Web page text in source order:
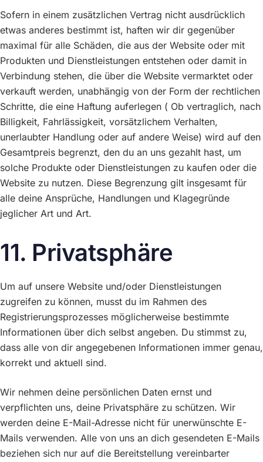
Sofern in einem zusätzlichen Vertrag nicht ausdrücklich
etwas anderes bestimmt ist, haften wir dir gegenüber
maximal für alle Schäden, die aus der Website oder mit
Produkten und Dienstleistungen entstehen oder damit in
Verbindung stehen, die über die Website vermarktet oder
verkauft werden, unabhängig von der Form der rechtlichen
Schritte, die eine Haftung auferlegen ( Ob vertraglich, nach
Billigkeit, Fahrlässigkeit, vorsätzlichem Verhalten,
unerlaubter Handlung oder auf andere Weise) wird auf den
Gesamtpreis begrenzt, den du an uns gezahlt hast, um
solche Produkte oder Dienstleistungen zu kaufen oder die
Website zu nutzen. Diese Begrenzung gilt insgesamt für
alle deine Ansprüche, Handlungen und Klagegründe
jeglicher Art und Art.
11. Privatsphäre
Um auf unsere Website und/oder Dienstleistungen
zugreifen zu können, musst du im Rahmen des
Registrierungsprozesses möglicherweise bestimmte
Informationen über dich selbst angeben. Du stimmst zu,
dass alle von dir angegebenen Informationen immer genau,
korrekt und aktuell sind.
Wir nehmen deine persönlichen Daten ernst und
verpflichten uns, deine Privatsphäre zu schützen. Wir
werden deine E-Mail-Adresse nicht für unerwünschte E-
Mails verwenden. Alle von uns an dich gesendeten E-Mails
beziehen sich nur auf die Bereitstellung vereinbarter